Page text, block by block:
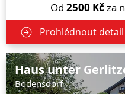
Od 2500 Kčza
Prohlédnout
Haus unter
Bodensdorf